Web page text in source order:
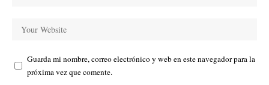
Guarda mi nombre, correo electrónico y web en este navegador para la
próxima vez que comente.